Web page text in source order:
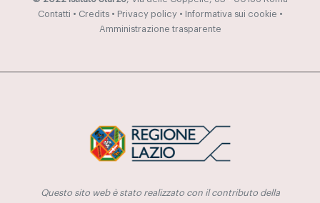
Contatti • Credits• Privacy policy• Informativa sui cookie •
Amministrazione trasparente
Questo sito web è stato realizzato con il contributo della